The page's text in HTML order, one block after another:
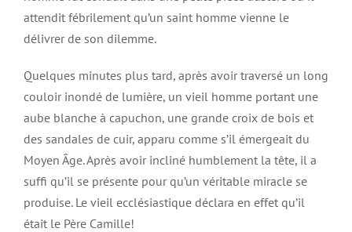
attendit fébrilement qu’un saint homme vienne le
délivrer de son dilemme.
Quelques minutes plus tard, après avoir traversé un long
couloir inondé de lumière, un vieil homme portant une
aube blanche à capuchon, une grande croix de bois et
des sandales de cuir, apparu comme s’il émergeait du
Moyen Âge. Après avoir incliné humblement la tête, il a
suffi qu’il se présente pour qu’un véritable miracle se
produise. Le vieil ecclésiastique déclara en effet qu’il
était le Père Camille!